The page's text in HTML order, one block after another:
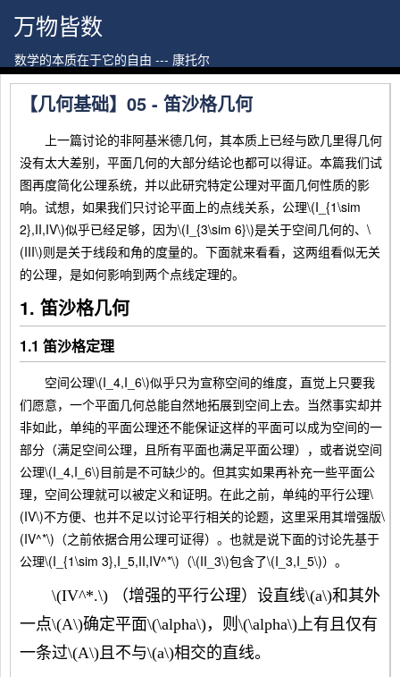
万物皆数
数学的本质在于它的自由 --- 康托尔
【几何基础】05 - 笛沙格几何
上一篇讨论的非阿基米德几何，其本质上已经与欧几里得几何
没有太大差别，平面几何的大部分结论也都可以得证。本篇我们试
图再度简化公理系统，并以此研究特定公理对平面几何性质的影
响。试想，如果我们只讨论平面上的点线关系，公理\(I_{1\sim
2},II,IV\)似乎已经足够，因为\(I_{3\sim 6}\)是关于空间几何的、\
(III\)则是关于线段和角的度量的。下面就来看看，这两组看似无关
的公理，是如何影响到两个点线定理的。
1. 笛沙格几何
1.1 笛沙格定理
空间公理\(I_4,I_6\)似乎只为宣称空间的维度，直觉上只要我
们愿意，一个平面几何总能自然地拓展到空间上去。当然事实却并
非如此，单纯的平面公理还不能保证这样的平面可以成为空间的一
部分（满足空间公理，且所有平面也满足平面公理），或者说空间
公理\(I_4,I_6\)目前是不可缺少的。但其实如果再补充一些平面公
理，空间公理就可以被定义和证明。在此之前，单纯的平行公理\
(IV\)不方便、也并不足以讨论平行相关的论题，这里采用其增强版\
(IV^*\)（之前依据合用公理可证得）。也就是说下面的讨论先基于
公理\(I_{1\sim 3},I_5,II,IV^*\)（\(II_3\)包含了\(I_3,I_5\)）。
\(IV^*.\) （增强的平行公理）设直线\(a\)和其外
一点\(A\)确定平面\(\alpha\)，则\(\alpha\)上有且仅有
一条过\(A\)且不与\(a\)相交的直线。